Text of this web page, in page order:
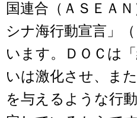
国連合（ＡＳＥＡ
シナ海行動宣言」
います。ＤＯＣは
いは激化させ、ま
を与えるような行